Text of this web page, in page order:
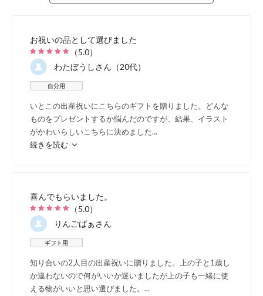
お祝いの品として選びました
（5.0）
わたぼうしさん（20代）
自分用
いとこの出産祝いにこちらのギフトを贈りました。どんな
ものをプレゼントするか悩んだのですが、結果、イラスト
がかわいらしいこちらに決めました...
続きを読む
喜んでもらいました。
（5.0）
りんごばぁさん
ギフト用
知り合いの2人目の出産祝いに贈りました。上の子と1歳し
か違わないので何がいいか迷いましたが上の子も一緒に使
える物がいいと思い選びました。 ...